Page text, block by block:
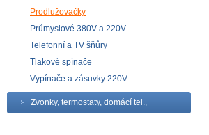
Prodlužovačky
Průmyslové 380V a 220V
Telefonní a TV šňůry
Tlakové spínače
Vypínače a zásuvky 220V
Zvonky, termostaty, domácí tel.,